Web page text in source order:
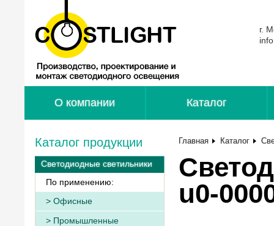
г.
О компании Каталог
Каталог продукции
Светодиодные светильники
По применению:
Офисные
Промышленные
Главная Каталог
u0-